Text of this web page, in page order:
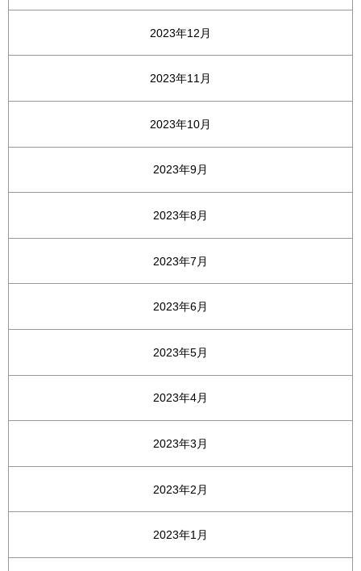
2023年12月
2023年11月
2023年10月
2023年9月
2023年8月
2023年7月
2023年6月
2023年5月
2023年4月
2023年3月
2023年2月
2023年1月